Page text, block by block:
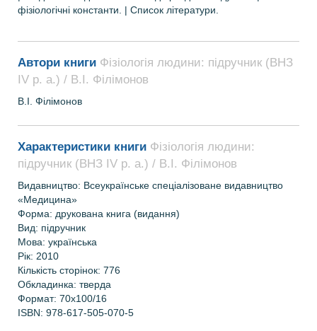
фізіологічні константи. | Список літератури.
Автори книги Фізіологія людини: підручник (ВНЗ
ІV р. а.) / В.І. Філімонов
В.І. Філімонов
Характеристики книги Фізіологія людини:
підручник (ВНЗ ІV р. а.) / В.І. Філімонов
Видавництво: Всеукраїнське спеціалізоване видавництво
«Медицина»
Форма: друкована книга (видання)
Вид: підручник
Мова: українська
Рік: 2010
Кількість сторінок: 776
Обкладинка: тверда
Формат: 70х100/16
ISBN: 978-617-505-070-5